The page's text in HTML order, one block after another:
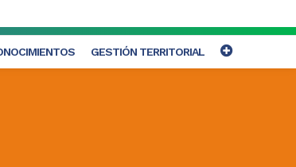
GESTIÓN TERRITORIAL